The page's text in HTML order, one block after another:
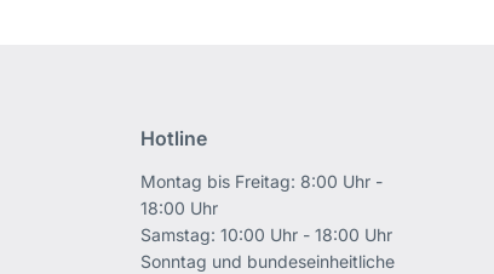
Hotline
Montag bis Freitag: 8:00 Uhr -
18:00 Uhr
Samstag: 10:00 Uhr - 18:00 Uhr
Sonntag und bundeseinheitliche